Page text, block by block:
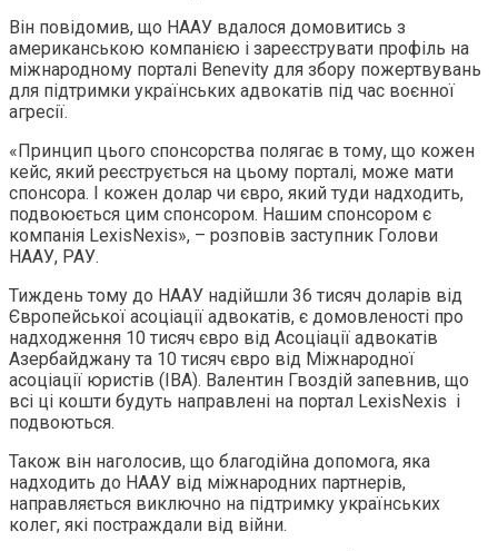
Він повідомив, що НААУ вдалося домовитись з
американською компанією і зареєструвати профіль на
міжнародному порталі Benevity для збору пожертвувань
для підтримки українських адвокатів під час воєнної
агресії.
«Принцип цього спонсорства полягає в тому, що кожен
кейс, який реєструється на цьому порталі, може мати
спонсора. І кожен долар чи євро, який туди надходить,
подвоюється цим спонсором. Нашим спонсором є
компанія LexisNexis», – розповів заступник Голови
НААУ, РАУ.
Тиждень тому до НААУ надійшли 36 тисяч доларів від
Європейської асоціації адвокатів, є домовленості про
надходження 10 тисяч євро від Асоціації адвокатів
Азербайджану та 10 тисяч євро від Міжнародної
асоціації юристів (ІВА). Валентин Гвоздій запевнив, що
всі ці кошти будуть направлені на портал LexisNexis і
подвоються.
Також він наголосив, що благодійна допомога, яка
надходить до НААУ від міжнародних партнерів,
направляється виключно на підтримку українських
колег, які постраждали від війни.